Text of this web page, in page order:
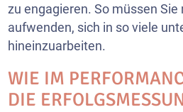
zu engagieren. So müssen
aufwenden, sich in so viele
hineinzuarbeiten.
WIE IM
DIE